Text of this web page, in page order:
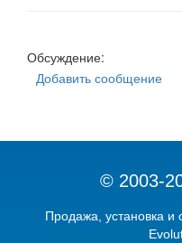
Обсуждение:
Добавить сообщение
© 2003-
Продажа, установка и